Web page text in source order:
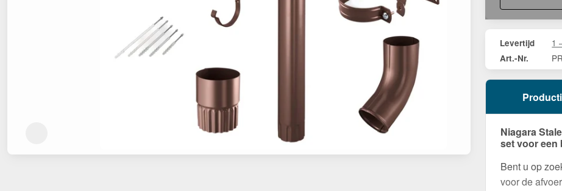
Levertijd 1
Art.-Nr.
Niagara
set voor een
Bent u op
voor de